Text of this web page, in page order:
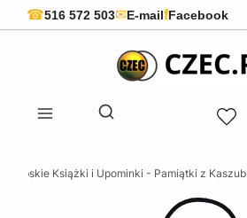
☎516 572 503✉E-mailfFacebook
Otwórz wyszukiwarkę
Książki i Upominki - Pamiątki z Kaszub